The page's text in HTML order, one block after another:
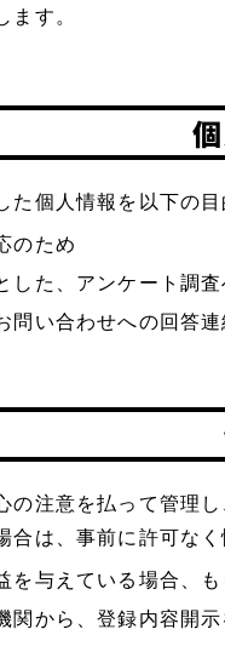
す。
個人情報を以下の目
のため
した、アンケート調
問い合わせへの回答
の注意を払って管理
は、事前に許可な
を与えている場合、
関から、登録内容開